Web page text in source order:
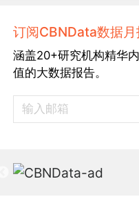
订阅CBNData数据月
涵盖20+研究机构精华
值的大数据报告。